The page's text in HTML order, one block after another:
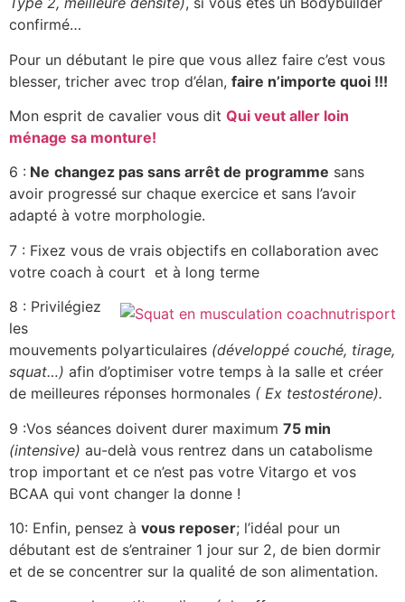
confirmé…
Pour un débutant le pire que vous allez faire c’est vous
blesser, tricher avec trop d’élan, faire n’importe quoi !!!
Mon esprit de cavalier vous dit Qui veut aller loin
ménage sa monture!
6 : Ne changez pas sans arrêt de programme sans
avoir progressé sur chaque exercice et sans l’avoir
adapté à votre morphologie.
7 : Fixez vous de vrais objectifs en collaboration avec
votre coach à court et à long terme
8 : Privilégiez
les
mouvements polyarticulaires (développé couché, tirage,
squat…) afin d’optimiser votre temps à la salle et créer
de meilleures réponses hormonales ( Ex testostérone).
9 :Vos séances doivent durer maximum 75 min
(intensive) au-delà vous rentrez dans un catabolisme
trop important et ce n’est pas votre Vitargo et vos
BCAA qui vont changer la donne !
10: Enfin, pensez à vous reposer; l’idéal pour un
débutant est de s’entrainer 1 jour sur 2, de bien dormir
et de se concentrer sur la qualité de son alimentation.